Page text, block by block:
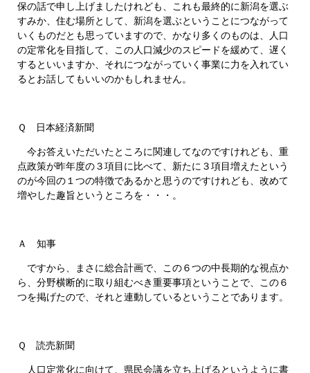
保の話で申し上げましたけれども、これも最終的に新潟を選ぶ
すみか、住む場所として、新潟を選ぶということにつながって
いくものだとも思っていますので、かなり多くのものは、人口
の定常化を目指して、この人口減少のスピードを緩めて、遅く
するといいますか、それにつながっていく事業に力を入れてい
るとお話してもいいのかもしれません。
Ｑ 日本経済新聞
今お答えいただいたところに関連してなのですけれども、重
点政策が昨年度の３項目に比べて、新たに３項目増えたという
のが今回の１つの特徴であるかと思うのですけれども、改めて
増やした趣旨というところを・・・。
Ａ 知事
ですから、まさに総合計画で、この６つの中長期的な視点か
ら、分野横断的に取り組むべき重要事項ということで、この６
つを掲げたので、それと連動しているということであります。
Ｑ 読売新聞
人口定常化に向けて、県民会議を立ち上げるというように書